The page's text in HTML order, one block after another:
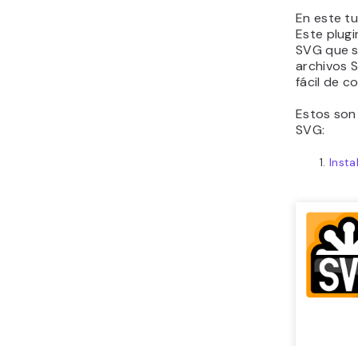
En este
Este
SVG que
archivos
fácil de
Estos
SVG: